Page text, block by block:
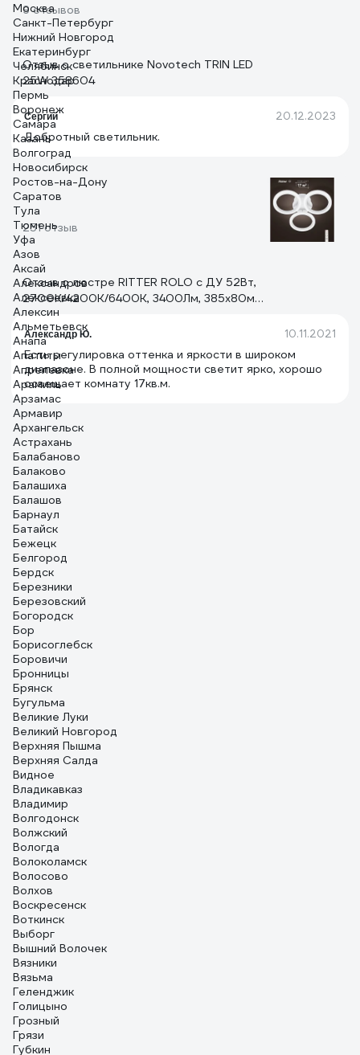
9 отзывов
Отзыв о светильнике Novotech TRIN LED
25W 358604
Сергий 20.12.2023
Добротный светильник.
251 отзыв
Отзыв о люстре RITTER ROLO с ДУ 52Вт,
2700К/4200К/6400К, 3400Лм, 385x80мм
52360 4
Александр Ю. 10.11.2021
Есть регулировка оттенка и яркости в широком
диапазоне. В полной мощности светит ярко, хорошо
освещает комнату 17кв.м.
Москва
Санкт-Петербург
Нижний Новгород
Екатеринбург
Челябинск
Краснодар
Пермь
Воронеж
Самара
Казань
Волгоград
Новосибирск
Ростов-на-Дону
Саратов
Тула
Тюмень
Уфа
Азов
Аксай
Александров
Алексеевка
Алексин
Альметьевск
Анапа
Апатиты
Апрелевка
Арамиль
Арзамас
Армавир
Архангельск
Астрахань
Балабаново
Балаково
Балашиха
Балашов
Барнаул
Батайск
Бежецк
Белгород
Бердск
Березники
Березовский
Богородск
Бор
Борисоглебск
Боровичи
Бронницы
Брянск
Бугульма
Великие Луки
Великий Новгород
Верхняя Пышма
Верхняя Салда
Видное
Владикавказ
Владимир
Волгодонск
Волжский
Вологда
Волоколамск
Волосово
Волхов
Воскресенск
Воткинск
Выборг
Вышний Волочек
Вязники
Вязьма
Геленджик
Голицыно
Грозный
Грязи
Губкин